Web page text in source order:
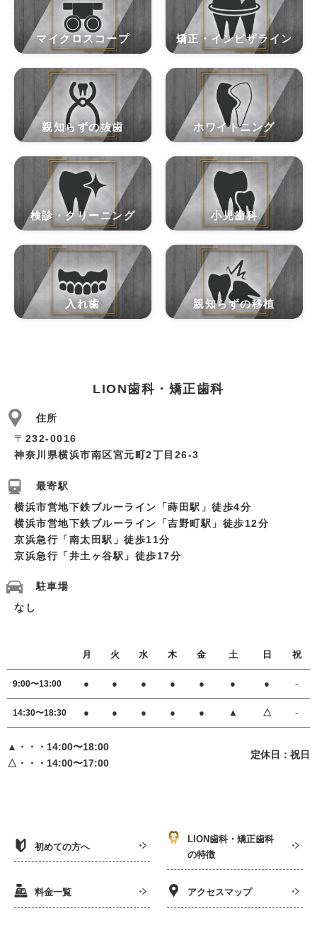
マイクロスコープ 矯正・インビザライン
親知らずの抜歯 ホワイトニング
検診・クリーニング 小児歯科
入れ歯 親知らずの移植
初めての方へ
LION歯科・矯正歯科
の特徴
料金一覧 アクセスマップ
LION歯科・矯正歯科
住所
〒 232-0016
神奈川県横浜市南区宮元町2丁目26-3
最寄駅
横浜市営地下鉄ブルーライン「蒔田駅」徒歩4分
横浜市営地下鉄ブルーライン「吉野町駅」徒歩12分
京浜急行「南太田駅」徒歩11分
京浜急行「井土ヶ谷駅」徒歩17分
駐車場
なし
月 火 水 木 金 土 日 祝
9:00〜13:00 ● ● ● ● ● ● ● -
14:30〜18:30 ● ● ● ● ● ▲ △ -
▲・・・14:00〜18:00
△・・・14:00〜17:00
定休日：祝日